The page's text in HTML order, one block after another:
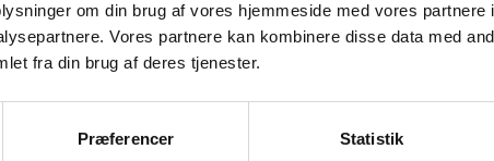
om din brug af vores hjemmeside med vores partnere
Vores partnere kan kombinere disse data med
fra din brug af deres tjenester.
Præferencer Statistik